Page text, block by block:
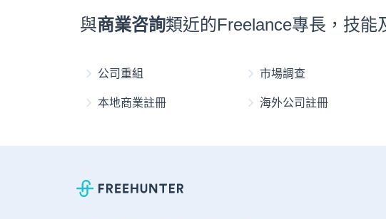
與商業咨詢類近的Freelance專長，技能
公司重組 市場調查
本地商業註冊 海外公司註冊